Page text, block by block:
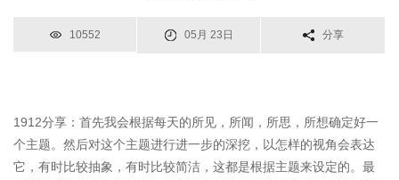
10552 05月 23日 分享
1912分享：首先我会根据每天的所见，所闻，所思，所想确定好一
个主题。然后对这个主题进行进一步的深挖，以怎样的视角会表达
它，有时比较抽象，有时比较简洁，这都是根据主题来设定的。最